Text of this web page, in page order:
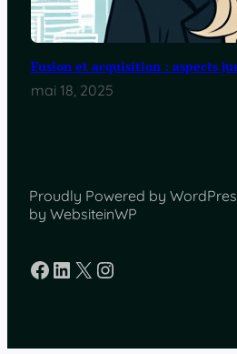
Fusion et acquisition : aspects
mai 18, 2025
Proudly Powered by
by WebsiteinWP
Facebook
LinkedIn
X Instagram